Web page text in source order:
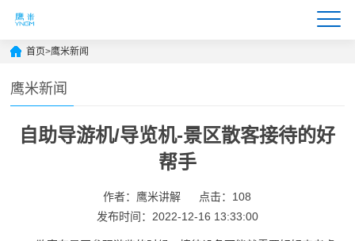
首页>鹰米新闻
鹰米新闻
自助导游机/导览机-景区散客接待的好
帮手
作者：鹰米讲解
点击：108
发布时间：2022-12-16 13:33:00